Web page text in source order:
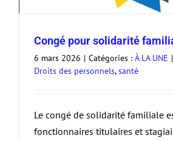
Congé pour solidarité
6 mars 2026 | Catégories : À LA UNE |
Droits des personnels,santé
Le congé de solidarité familiale
fonctionnaires titulaires et